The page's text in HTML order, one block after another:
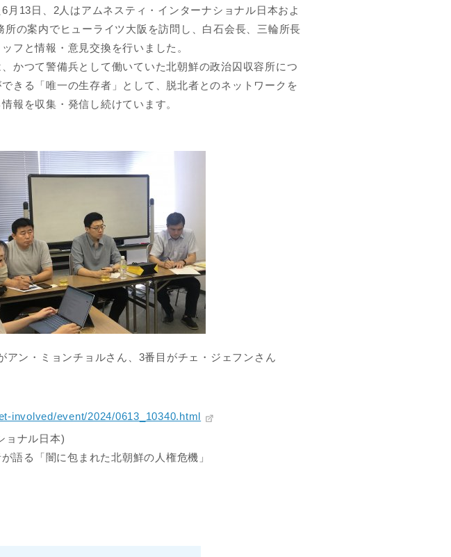
13日、2人はアムネスティ・インターナショナル日本およ
の案内でヒューライツ大阪を訪問し、白石会長、三輪所長
フと情報・意見交換を行いました。
かつて警備兵として働いていた北朝鮮の政治囚収容所につ
きる「唯一の生存者」として、脱北者とのネットワークを
報を収集・発信し続けています。
アン・ミョンチョルさん、3番目がチェ・ジェフンさん
involved/event/2024/0613_10340.html
ョナル日本)
語る「闇に包まれた北朝鮮の人権危機」